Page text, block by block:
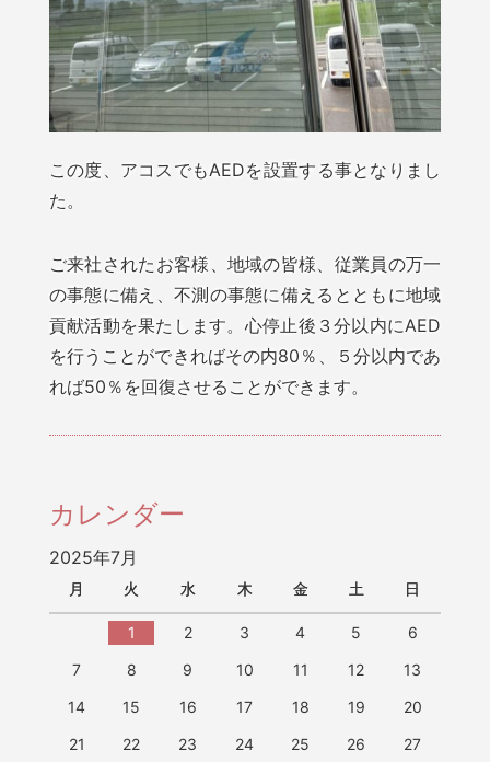
この度、アコスでもAEDを設置する事となりまし
た。
ご来社されたお客様、地域の皆様、従業員の万一
の事態に備え、不測の事態に備えるとともに地域
貢献活動を果たします。心停止後３分以内にAED
を行うことができればその内80％、５分以内であ
れば50％を回復させることができます。
カレンダー
2025年7月
月 火 水 木 金 土 日
1 2 3 4 5
6
7
8 9 10 11 12
13
14
15 16 17 18 19
20
21
22 23 24 25 26
27